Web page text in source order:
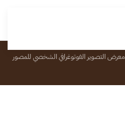
معرض التصوير الفوتوغرافي الشخصي للمصور